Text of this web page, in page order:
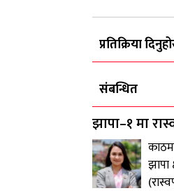
प्रतिक्रिया
संबन्धित
झापा–१ मा
झापा